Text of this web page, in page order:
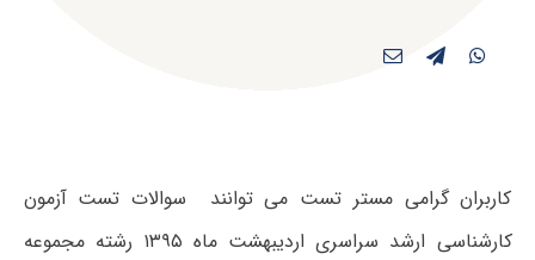
کاربران گرامی مستر تست می توانند سوالات تست آزمون
کارشناسی ارشد سراسری اردیبهشت ماه ۱۳۹۵ رشته مجموعه